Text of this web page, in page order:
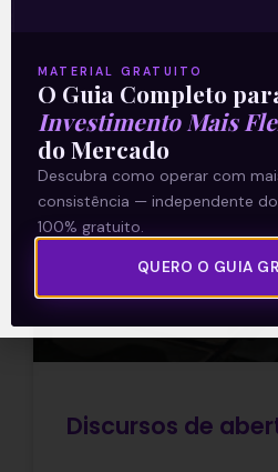
07/02/2022
Discursos de
MATERIAL GRATUITO
O Guia Completo
Investimento Mais
do Mercado
Descubra como operar com
consistência — independente do
100% gratuito.
QUERO O GUIA